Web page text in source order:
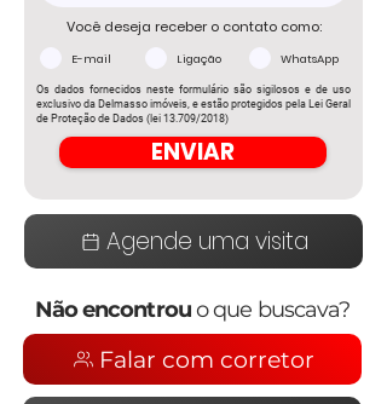
Você deseja receber o contato como:
E-mail Ligação WhatsApp
Os dados fornecidos neste formulário são sigilosos e de uso
exclusivo da Delmasso imóveis, e estão protegidos pela Lei Geral
de Proteção de Dados (lei 13.709/2018)
ENVIAR
Agende uma visita
Não encontrouo que buscava?
Falar com corretor